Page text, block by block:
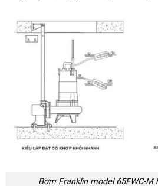
Bơm Franklin model 65FWC-M